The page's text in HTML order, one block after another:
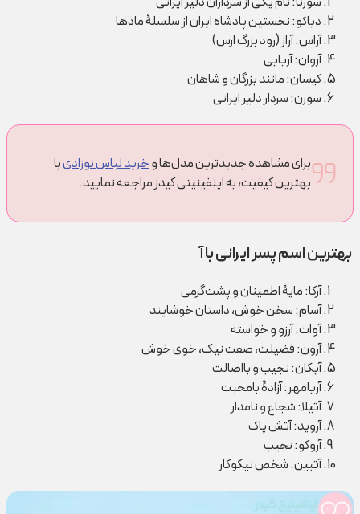
دیاکو: نخستین پادشاه ایران از سلسلۀ مادها
آراس: آراز (رود بزرگ ارس)
آروان: آریایی
کیسان: مانند بزرگان و شاهان
سورن: سردار دلیر ایرانی
برای مشاهده جدیدترین مدل‌ها وخرید لباس نوزادیبا
بهترین کیفیت، به اینفینیتی کیدز مراجعه نمایید.
بهترین اسم پسر ایرانی با آ
آرکا: مایۀ اطمینان و پشت‌گرمی
آسام: سخن خوش، داستان خوشایند
آوات: آرزو و خواسته
آرون: فضيلت، صفت نيک، خوی خوش
آیکان: نجیب و بااصالت
آریامهر: آزادۀ بامحبت
آتیلا: شجاع و نامدار
آروید: آتش پاک
آروکو: نجیب
آتبین: شخص نیکوکار